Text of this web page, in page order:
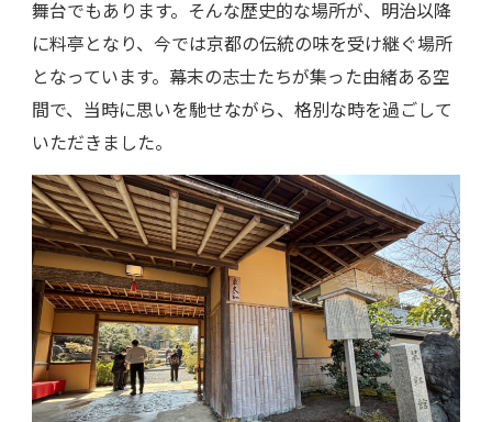
舞台でもあります。そんな歴史的な場所が、明治以降
に料亭となり、今では京都の伝統の味を受け継ぐ場所
となっています。幕末の志士たちが集った由緒ある空
間で、当時に思いを馳せながら、格別な時を過ごして
いただきました。